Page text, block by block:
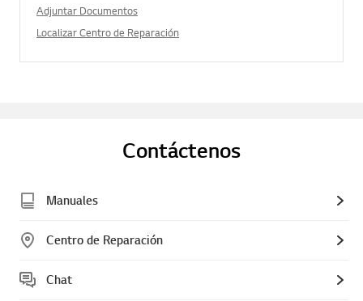
Adjuntar Documentos
Localizar Centro de Reparación
Contáctenos
Manuales
Centro de Reparación
Chat